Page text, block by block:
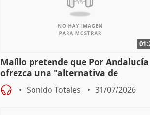
Maíllo pretende que Por Andalucía
ofrezca una "alternativa de
gobierno" con su labor de oposición
Sonido Totales 31/07/2026